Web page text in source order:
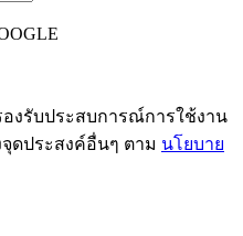
งรับประสบการณ์การใช้งาน
ดประสงค์อื่นๆ ตาม นโยบาย